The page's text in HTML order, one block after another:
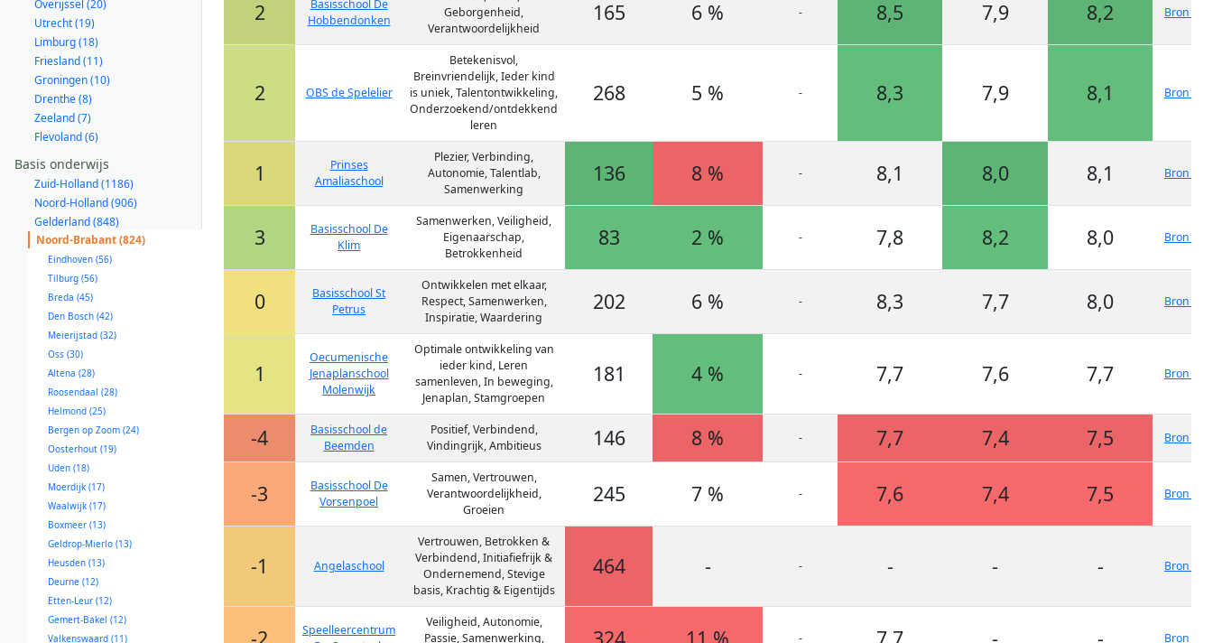
Overijssel (20)
Utrecht (19)
Limburg (18)
Friesland (11)
Groningen (10)
Drenthe (8)
Zeeland (7)
Flevoland (6)
Basis onderwijs
Zuid-Holland (1186)
Noord-Holland (906)
Gelderland (848)
Noord-Brabant (824)
Eindhoven (56)
Tilburg (56)
Breda (45)
Den Bosch (42)
Meierijstad (32)
Oss (30)
Altena (28)
Roosendaal (28)
Helmond (25)
Bergen op Zoom (24)
Oosterhout (19)
Uden (18)
Moerdijk (17)
Waalwijk (17)
Boxmeer (13)
Geldrop-Mierlo (13)
Heusden (13)
Deurne (12)
Etten-Leur (12)
Gemert-Bakel (12)
Valkenswaard (11)
2
Basisschool De
Hobbendonken
Geborgenheid,
Verantwoordelijkheid
165 6 % - 8,5 7,9 8,2 Bron 1
2 OBS de Spelelier
Betekenisvol,
Breinvriendelijk, Ieder kind
is uniek, Talentontwikkeling,
Onderzoekend/ontdekkend
leren
268 5 % - 8,3 7,9 8,1 Bron 1
1
Prinses
Amaliaschool
Plezier, Verbinding,
Autonomie, Talentlab,
Samenwerking
136 8 % - 8,1 8,0 8,1 Bron 1
3
Basisschool De
Klim
Samenwerken, Veiligheid,
Eigenaarschap,
Betrokkenheid
83 2 % - 7,8 8,2 8,0 Bron 1
0
Basisschool St
Petrus
Ontwikkelen met elkaar,
Respect, Samenwerken,
Inspiratie, Waardering
202 6 % - 8,3 7,7 8,0 Bron 1
1
Oecumenische
Jenaplanschool
Molenwijk
Optimale ontwikkeling van
ieder kind, Leren
samenleven, In beweging,
Jenaplan, Stamgroepen
181 4 % - 7,7 7,6 7,7 Bron 1
-4
Basisschool de
Beemden
Positief, Verbindend,
Vindingrijk, Ambitieus
146 8 % - 7,7 7,4 7,5 Bron 1
-3
Basisschool De
Vorsenpoel
Samen, Vertrouwen,
Verantwoordelijkheid,
Groeien
245 7 % - 7,6 7,4 7,5 Bron 1
-1 Angelaschool
Vertrouwen, Betrokken &
Verbindend, Initiafiefrijk &
Ondernemend, Stevige
basis, Krachtig & Eigentijds
464 - - - - - Bron 1
Speelleercentrum
Veiligheid, Autonomie,
Passie, Samenwerking,
- Bron 1